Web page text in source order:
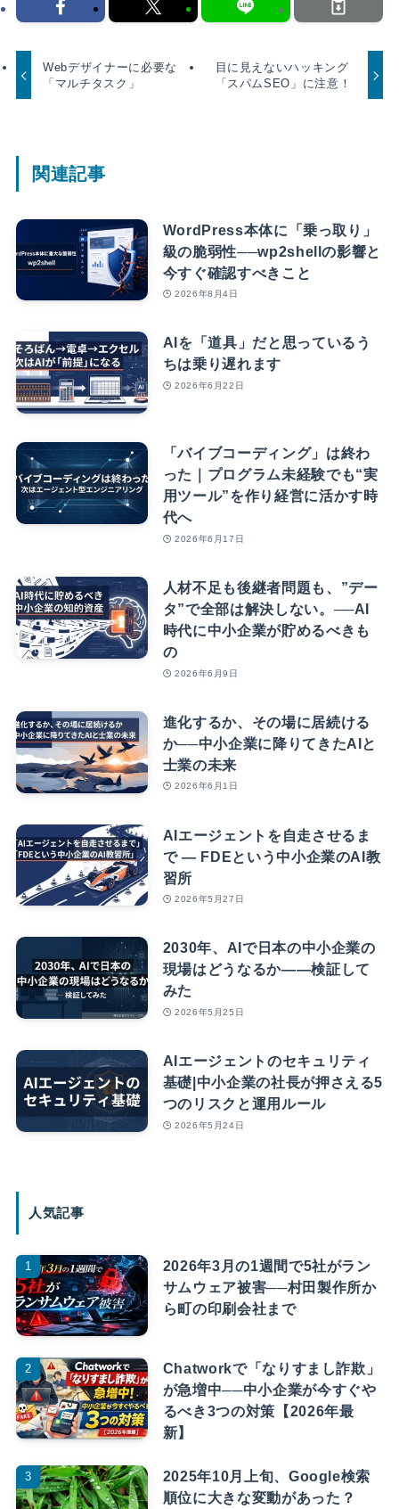
Webデザイナーに必要な
「マルチタスク」
目に見えないハッキング
「スパムSEO」に注意！
関連記事
WordPress本体に「乗っ取り」
級の脆弱性──wp2shellの影響と
今すぐ確認すべきこと
2026年8月4日
AIを「道具」だと思っているう
ちは乗り遅れます
2026年6月22日
「バイブコーディング」は終わ
った｜プログラム未経験でも“実
用ツール”を作り経営に活かす時
代へ
2026年6月17日
人材不足も後継者問題も、”デー
タ”で全部は解決しない。──AI
時代に中小企業が貯めるべきも
の
2026年6月9日
進化するか、その場に居続ける
か──中小企業に降りてきたAIと
士業の未来
2026年6月1日
AIエージェントを自走させるま
で — FDEという中小企業のAI教
習所
2026年5月27日
2030年、AIで日本の中小企業の
現場はどうなるか――検証して
みた
2026年5月25日
AIエージェントのセキュリティ
基礎|中小企業の社長が押さえる5
つのリスクと運用ルール
2026年5月24日
人気記事
2026年3月の1週間で5社がラン
サムウェア被害──村田製作所か
ら町の印刷会社まで
Chatworkで「なりすまし詐欺」
が急増中──中小企業が今すぐや
るべき3つの対策【2026年最
新】
2025年10月上旬、Google検索
順位に大きな変動があった？